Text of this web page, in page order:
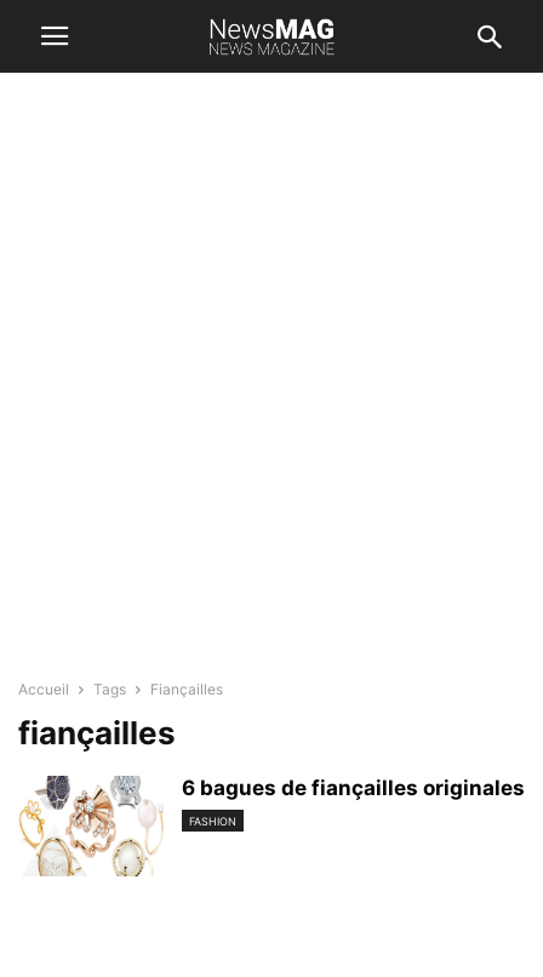
Accueil Tags Fiançailles
fiançailles
6 bagues de fiançailles originales
FASHION